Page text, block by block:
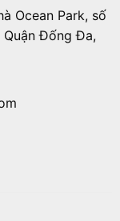
Ocean Park, số
Quận Đống Đa,